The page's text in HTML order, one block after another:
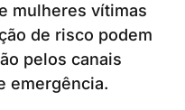
mulheres vítimas
de risco podem
pelos canais
emergência.